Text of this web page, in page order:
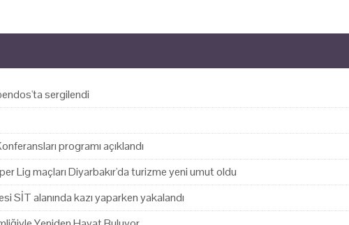
sergilendi
programı açıklandı
Lig maçları Diyarbakır'da turizme yeni umut oldu
SİT alanında kazı yaparken yakalandı